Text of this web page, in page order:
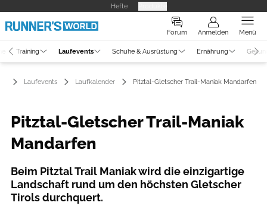
Hefte
Forum Anmelden Menü
Training Laufevents Schuhe & Ausrüstung Ernährung
Laufevents Laufkalender Pitztal-Gletscher Trail-Maniak Mandarfen
Pitztal-Gletscher Trail-Maniak
Mandarfen
Beim Pitztal Trail Maniak wird die einzigartige
Landschaft rund um den höchsten Gletscher
Tirols durchquert.